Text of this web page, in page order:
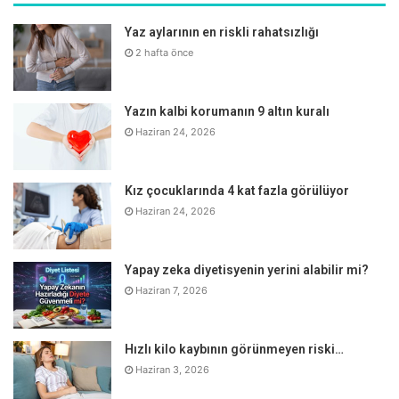
Bağırsak sağlığını güçlendirir
Bağırsak mikrobiyotasının sağlıksız olması yalnızca
bağırsakların düzgün çalışmamasını değil, vücudun
iltihaplanmasına da neden olarak kalp hastalığı, obezite,
kanser gibi durumların görülmesine de neden olabilir.
Düzenli bir şekilde ceviz tüketen kişilerde tüketmeyenlere
oranla hem bağırsak fonksiyonlarının normal çalışması hem
de kalp, obezite gibi bazı kronik hastalıkların daha az
görülmesine katkı sağlar.
Kan basıncını kontrol eder
Ceviz yüksek kan basıncını kontrol altına alır ve böylece bu
duruma bağlı olabilecek hastalık risklerinin önüne
geçmeye yardımcı olur.
Yaz aylarının en riskli rahatsızlığı
2 hafta önce
Yazın kalbi korumanın 9 altın kuralı
Haziran 24, 2026
Kız çocuklarında 4 kat fazla görülüyor
Haziran 24, 2026
Yapay zeka diyetisyenin yerini alabilir mi?
Haziran 7, 2026
Hızlı kilo kaybının görünmeyen riski…
Haziran 3, 2026